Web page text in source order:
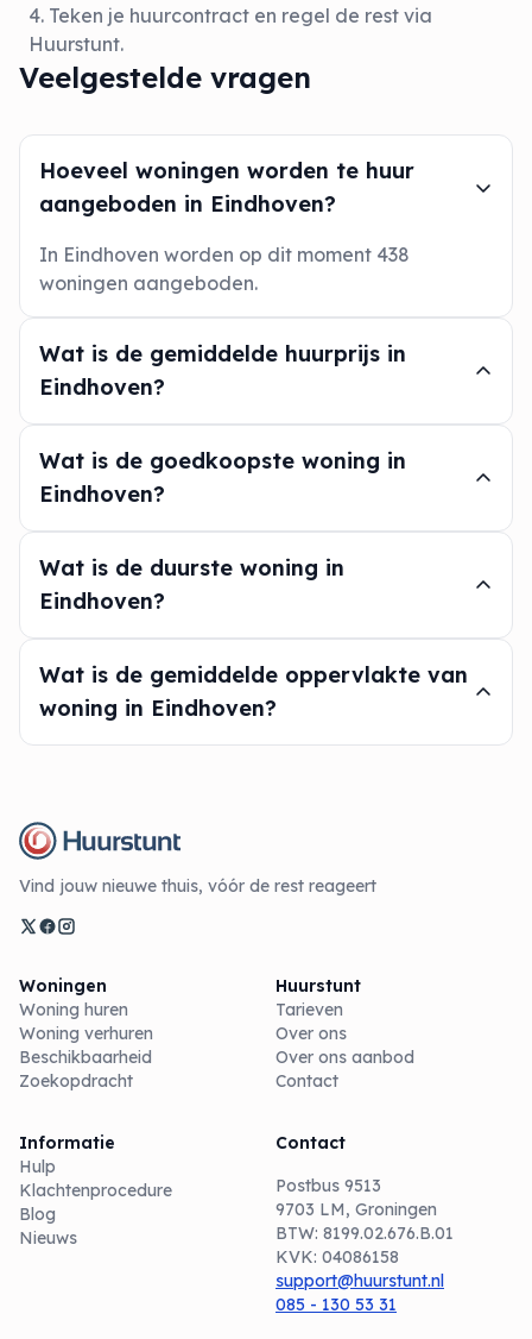
Teken je huurcontract en regel de rest via
Huurstunt.
Veelgestelde vragen
Hoeveel woningen worden te huur
aangeboden in Eindhoven?
In Eindhoven worden op dit moment 438
woningen aangeboden.
Wat is de gemiddelde huurprijs in
Eindhoven?
Wat is de goedkoopste woning in
Eindhoven?
Wat is de duurste woning in
Eindhoven?
Wat is de gemiddelde oppervlakte van
woning in Eindhoven?
Vind jouw nieuwe thuis, vóór de rest reageert
Woningen
Woning huren
Woning verhuren
Beschikbaarheid
Zoekopdracht
Huurstunt
Tarieven
Over ons
Over ons aanbod
Contact
Informatie
Hulp
Klachtenprocedure
Blog
Nieuws
Contact
Postbus 9513
9703 LM, Groningen
BTW: 8199.02.676.B.01
KVK: 04086158
support@huurstunt.nl
085 - 130 53 31